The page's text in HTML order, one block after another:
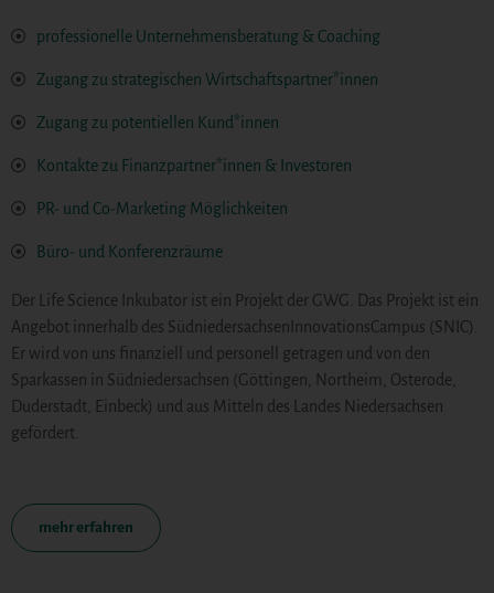
professionelle Unternehmensberatung & Coaching
Zugang zu strategischen Wirtschaftspartner*innen
Zugang zu potentiellen Kund*innen
Kontakte zu Finanzpartner*innen & Investoren
PR- und Co-Marketing Möglichkeiten
Büro- und Konferenzräume
Der Life Science Inkubator ist ein Projekt der GWG. Das Projekt ist ein
Angebot innerhalb des SüdniedersachsenInnovationsCampus (SNIC).
Er wird von uns finanziell und personell getragen und von den
Sparkassen in Südniedersachsen (Göttingen, Northeim, Osterode,
Duderstadt, Einbeck) und aus Mitteln des Landes Niedersachsen
gefördert.
mehr erfahren